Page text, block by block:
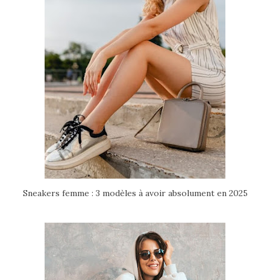
Sneakers femme : 3 modèles à avoir absolument en 2025